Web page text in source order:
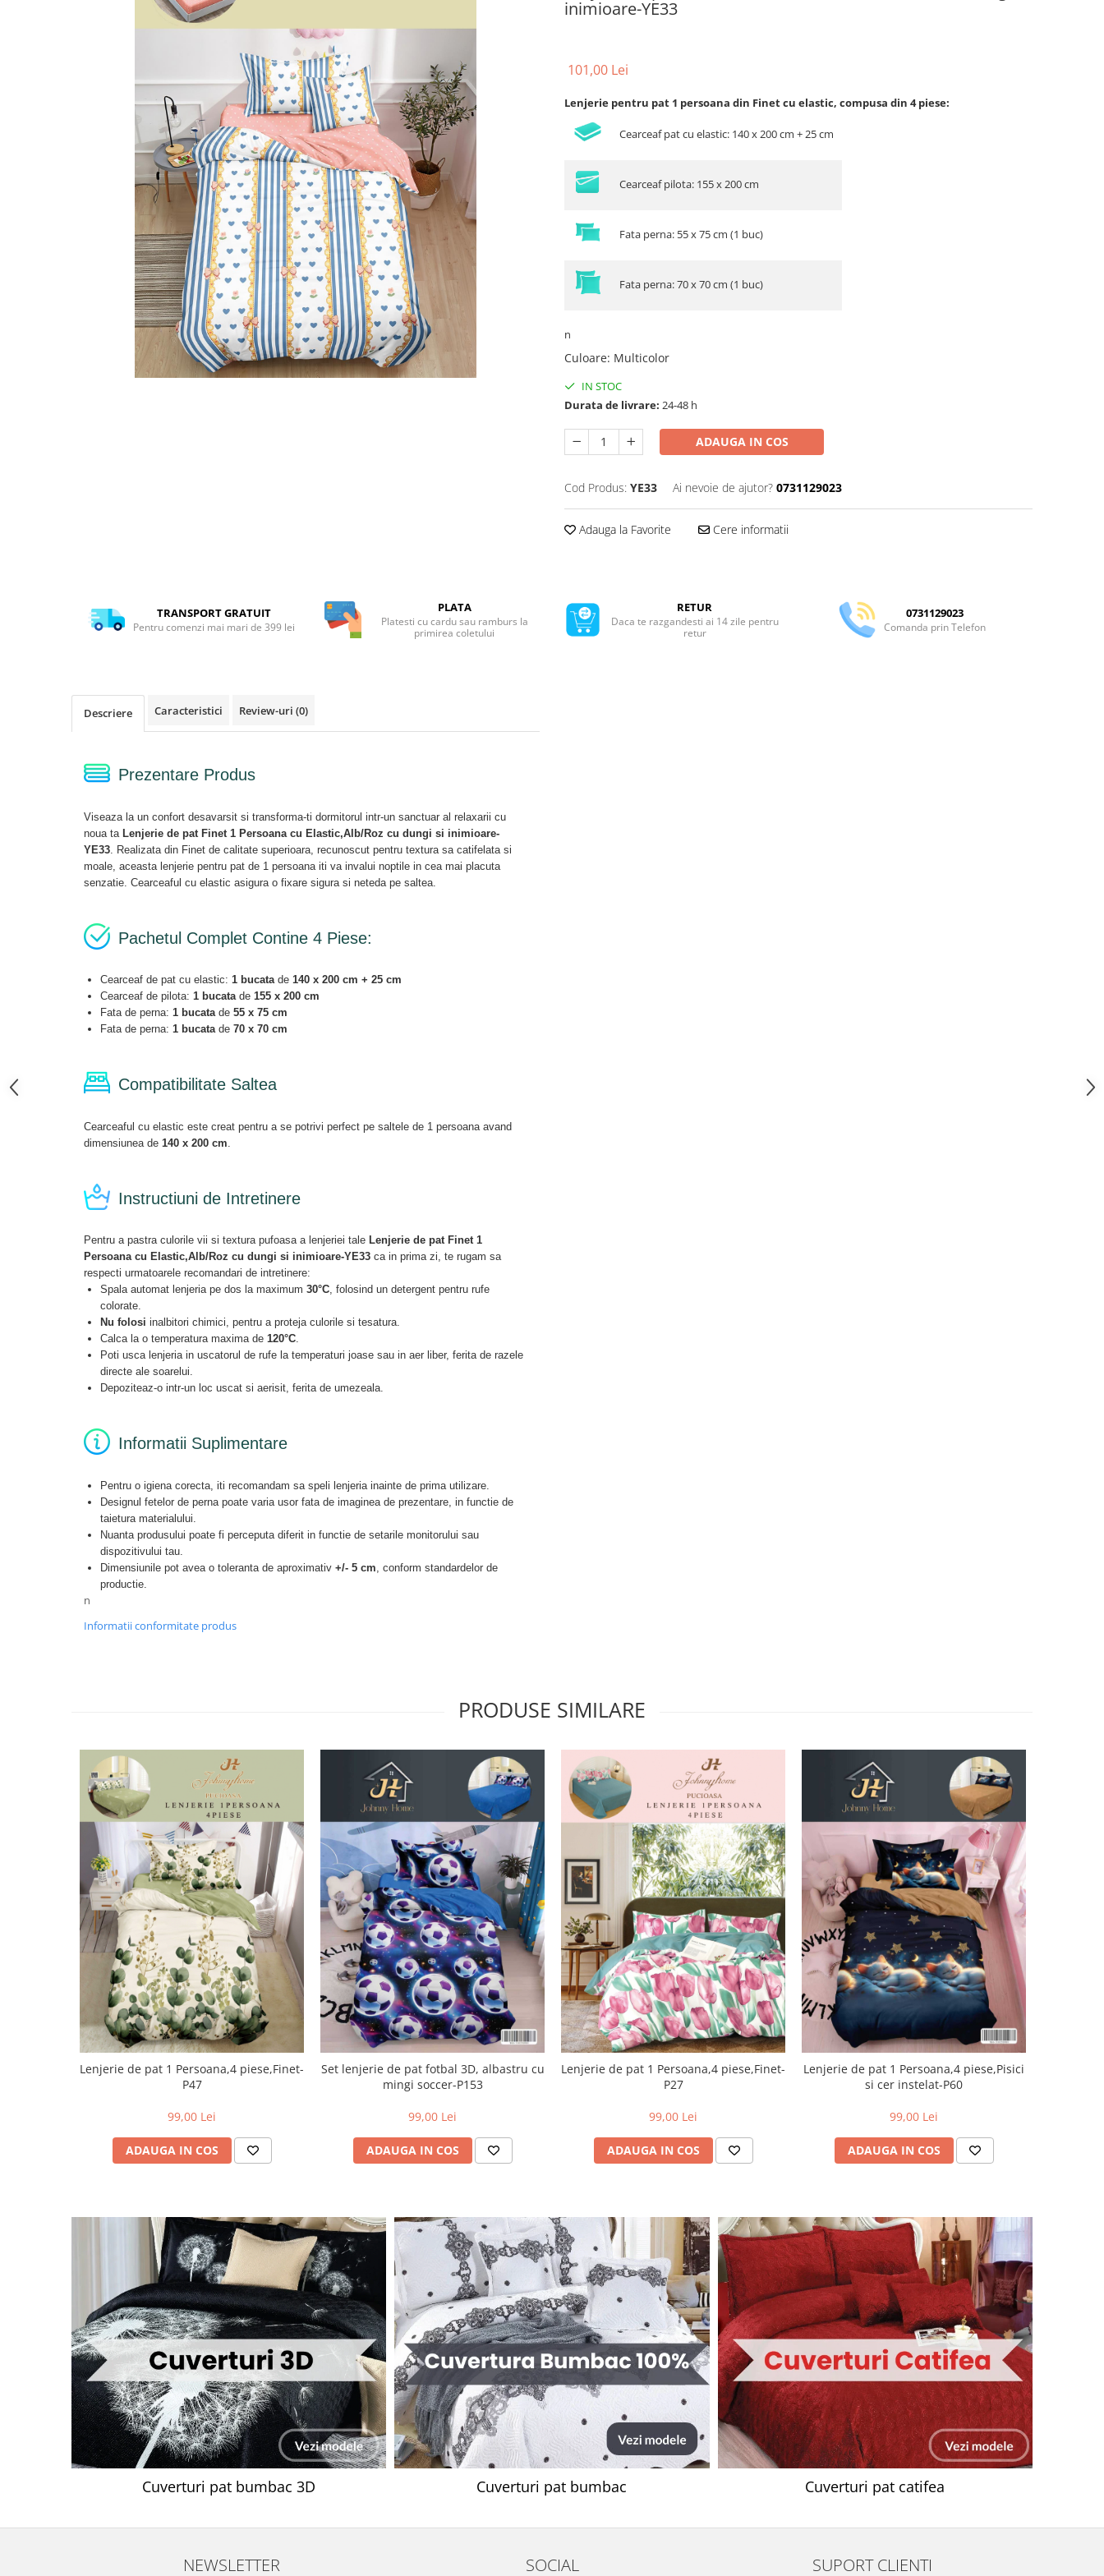
Lenjerii de pat Bumbac Poplin
Lenjerii de pat Finet + 2 Draperii
Lenjerii de pat Finet cu PLIURI
Lenjerii de pat finet Home
Lenjerii de pat Saten 4 piese cu
inimioare-YE33
101,00 Lei
Lenjerie pentru pat 1 persoana din Finet cu elastic, compusa din 4 piese:
Cearceaf pat cu elastic: 140 x 200 cm + 25 cm
Cearceaf pilota: 155 x 200 cm
Fata perna: 55 x 75 cm (1 buc)
Fata perna: 70 x 70 cm (1 buc)
n
Culoare: Multicolor
IN STOC
Durata de livrare: 24-48 h
ADAUGA IN COS
Cod Produs: YE33 Ai nevoie de ajutor? 0731129023
Adauga la Favorite Cere informatii
TRANSPORT GRATUIT
Pentru comenzi mai mari de 399 lei
PLATA
Platesti cu cardu sau ramburs la
primirea coletului
RETUR
Daca te razgandesti ai 14 zile pentru
retur
0731129023
Comanda prin Telefon
Descriere Caracteristici Review-uri (0)
Prezentare Produs
Viseaza la un confort desavarsit si transforma-ti dormitorul intr-un sanctuar al relaxarii cu
noua ta Lenjerie de pat Finet 1 Persoana cu Elastic,Alb/Roz cu dungi si inimioare-
YE33 . Realizata din Finet de calitate superioara, recunoscut pentru textura sa catifelata si
moale, aceasta lenjerie pentru pat de 1 persoana iti va invalui noptile in cea mai placuta
senzatie. Cearceaful cu elastic asigura o fixare sigura si neteda pe saltea.
Pachetul Complet Contine 4 Piese:
Cearceaf de pat cu elastic: 1 bucatade 140 x 200 cm + 25 cm
Cearceaf de pilota: 1 bucatade 155 x 200 cm
Fata de perna: 1 bucatade 55 x 75 cm
Fata de perna: 1 bucatade 70 x 70 cm
Compatibilitate Saltea
Cearceaful cu elastic este creat pentru a se potrivi perfect pe saltele de 1 persoana avand
dimensiunea de 140 x 200 cm
Instructiuni de Intretinere
Pentru a pastra culorile vii si textura pufoasa a lenjeriei tale Lenjerie de pat Finet 1
Persoana cu Elastic,Alb/Roz cu dungi si inimioare-YE33 ca in prima zi, te rugam sa
respecti urmatoarele recomandari de intretinere:
Spala automat lenjeria pe dos la maximum 30°C, folosind un detergent pentru rufe
colorate.
Nu folosi inalbitori chimici, pentru a proteja culorile si tesatura.
Calca la o temperatura maxima de 120°C.
Poti usca lenjeria in uscatorul de rufe la temperaturi joase sau in aer liber, ferita de razele
directe ale soarelui.
Depoziteaz-o intr-un loc uscat si aerisit, ferita de umezeala.
Informatii Suplimentare
Pentru o igiena corecta, iti recomandam sa speli lenjeria inainte de prima utilizare.
Designul fetelor de perna poate varia usor fata de imaginea de prezentare, in functie de
taietura materialului.
Nuanta produsului poate fi perceputa diferit in functie de setarile monitorului sau
dispozitivului tau.
Dimensiunile pot avea o toleranta de aproximativ +/- 5 cm , conform standardelor de
productie.
n
Informatii conformitate produs
PRODUSE SIMILARE
Lenjerie de pat 1 Persoana,4 piese,Finet-
P47
99,00 Lei
ADAUGA IN COS
Set lenjerie de pat fotbal 3D, albastru cu
mingi soccer-P153
99,00 Lei
ADAUGA IN COS
Lenjerie de pat 1 Persoana,4 piese,Finet-
P27
99,00 Lei
ADAUGA IN COS
Lenjerie de pat 1 Persoana,4 piese,Pisici
si cer instelat-P60
99,00 Lei
ADAUGA IN COS
Cuverturi pat bumbac 3D Cuverturi pat bumbac Cuverturi pat catifea
NEWSLETTER SOCIAL SUPORT CLIENTI